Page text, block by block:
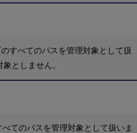
すべてのパスを管理対象として扱
象としません。
てのパスを管理対象として扱いま